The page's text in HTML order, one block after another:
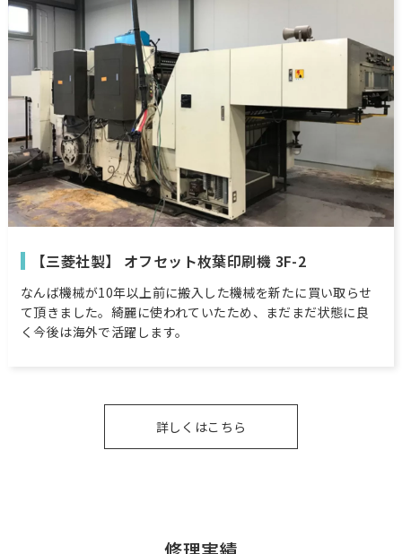
【三菱社製】 オフセット枚葉印刷機 3F-2
なんば機械が10年以上前に搬入した機械を新たに買い取らせ
て頂きました。綺麗に使われていたため、まだまだ状態に良
く今後は海外で活躍します。
詳しくはこちら